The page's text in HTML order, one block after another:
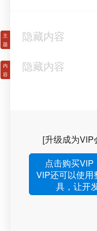
隐藏内容
隐藏内容
[升级成为VIP
点击购买
VIP还可以使用
具，让开